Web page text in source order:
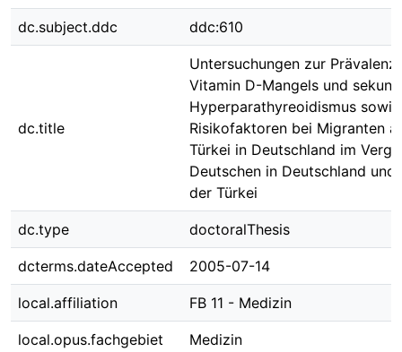
dc.subject.ddc ddc:610
dc.title
Untersuchungen zur Prävalenz
Vitamin D-Mangels und
Hyperparathyreoidismus
Risikofaktoren bei Migranten
Türkei in Deutschland im
Deutschen in Deutschland und
der Türkei
dc.type doctoralThesis
dcterms.dateAccepted 2005-07-14
local.affiliation FB 11 - Medizin
local.opus.fachgebiet Medizin